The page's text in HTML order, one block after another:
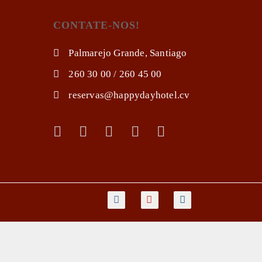
CONTATE-NOS!
Palmarejo Grande, Santiago
260 30 00 / 260 45 00
reservas@happydayhotel.cv